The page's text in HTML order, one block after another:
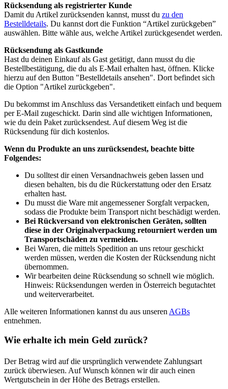
Rücksendung als registrierter Kunde
Damit du Artikel zurücksenden kannst, musst du zu den
Bestelldetails. Du kannst dort die Funktion “Artikel zurückgeben”
auswählen. Bitte wähle aus, welche Artikel zurückgesendet werden.
Rücksendung als Gastkunde
Hast du deinen Einkauf als Gast getätigt, dann musst du die
Bestellbestätigung, die du als E-Mail erhalten hast, öffnen. Klicke
hierzu auf den Button "Bestelldetails ansehen". Dort befindet sich
die Option "Artikel zurückgeben".
Du bekommst im Anschluss das Versandetikett einfach und bequem
per E-Mail zugeschickt. Darin sind alle wichtigen Informationen,
wie du dein Paket zurücksendest. Auf diesem Weg ist die
Rücksendung für dich kostenlos.
Wenn du Produkte an uns zurücksendest, beachte bitte
Folgendes:
Du solltest dir einen Versandnachweis geben lassen und
diesen behalten, bis du die Rückerstattung oder den Ersatz
erhalten hast.
Du musst die Ware mit angemessener Sorgfalt verpacken,
sodass die Produkte beim Transport nicht beschädigt werden.
Bei Rückversand von elektronischen Geräten, sollten
diese in der Originalverpackung retourniert werden um
Transportschäden zu vermeiden.
Bei Waren, die mittels Spedition an uns retour geschickt
werden müssen, werden die Kosten der Rücksendung nicht
übernommen.
Wir bearbeiten deine Rücksendung so schnell wie möglich.
Hinweis: Rücksendungen werden in Österreich begutachtet
und weiterverarbeitet.
Alle weiteren Informationen kannst du aus unseren AGBs
entnehmen.
Wie erhalte ich mein Geld zurück?
Der Betrag wird auf die ursprünglich verwendete Zahlungsart
zurück überwiesen. Auf Wunsch können wir dir auch einen
Wertgutschein in der Höhe des Betrags erstellen.